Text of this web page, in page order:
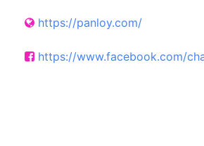
https://panloy.com/
https://www.facebook.com/